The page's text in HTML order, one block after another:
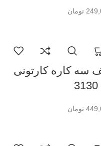
تومان
سه کاره کارتونی
تومان